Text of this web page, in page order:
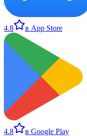
4.8 в App Store
4.8 в Google Play